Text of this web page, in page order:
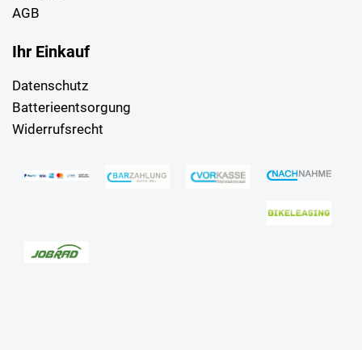
AGB
Ihr Einkauf
Datenschutz
Batterieentsorgung
Widerrufsrecht